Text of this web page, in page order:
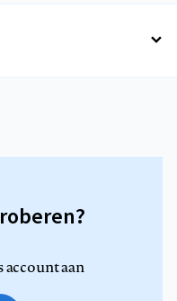
account aan